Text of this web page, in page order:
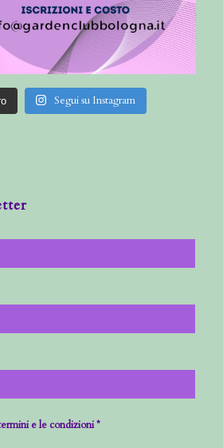
Segui su Instagram
e le condizioni *